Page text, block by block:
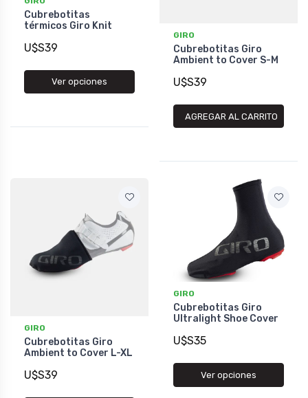
Cubrebotitas
térmicos Giro Knit
U$S39
Ver opciones
GIRO
Cubrebotitas Giro
Ambient to Cover S-M
U$S39
AGREGAR AL CARRITO
GIRO
Cubrebotitas Giro
Ambient to Cover L-XL
U$S39
GIRO
Cubrebotitas Giro
Ultralight Shoe Cover
U$S35
Ver opciones